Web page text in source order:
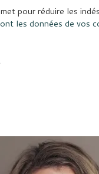
pour réduire les
les données de vos